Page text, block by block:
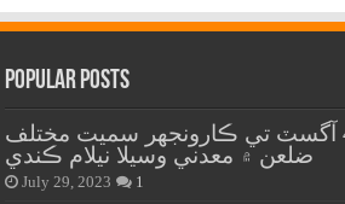
Popular Posts
سنڌ حڪومت 4 آگسٽ تي ڪارونجهر سميت مختلف
ضلعن ۾ معدني وسيلا نيلام ڪندي
July 29, 2023 1